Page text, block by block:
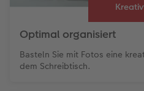
Optimal organisiert
Basteln Sie mit Fotos eine
dem Schreibtisch.